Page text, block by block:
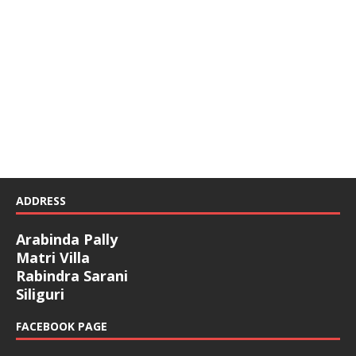
ADDRESS
Arabinda Pally
Matri Villa
Rabindra Sarani
Siliguri
FACEBOOK PAGE